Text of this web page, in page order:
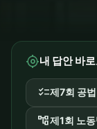
my_location내 답안 바
checklist제7회 공
account_tree제1회 노